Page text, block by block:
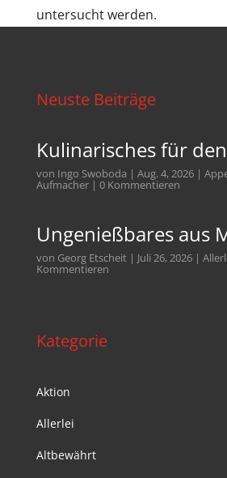
untersucht werden.
Neuste Beiträge
Kulinarisches für
von Ingo Swoboda | Aug. 4, 2026|
Aufmacher| 0 Kommentieren
Ungenießbares aus
von Georg Etscheit| Juli 26, 2026|
Kommentieren
Kategorie
Aktion
Allerlei
Altbewährt